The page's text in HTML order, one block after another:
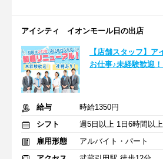
アイシティ イオンモール日の出店
【店舗スタッフ】
お仕事♪未経験歓迎
給与
時給1350円
シフト
週5日以上 1日6時間以上
雇用形態
アルバイト・パート